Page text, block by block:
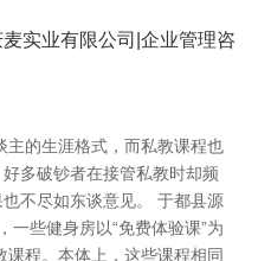
实业有限公司|企业管理咨
主的生涯格式，而私教课程也
多破钞者在接管私教时却频
不尽如东谈意见。 于都县源
一些健身房以“免费体验课”为
程。本体上，这些课程相同